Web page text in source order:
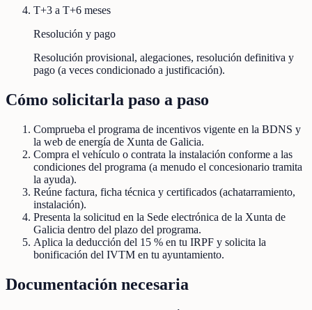
T+3 a T+6 meses
Resolución y pago
Resolución provisional, alegaciones, resolución definitiva y
pago (a veces condicionado a justificación).
Cómo solicitarla paso a paso
Comprueba el programa de incentivos vigente en la BDNS y
la web de energía de Xunta de Galicia.
Compra el vehículo o contrata la instalación conforme a las
condiciones del programa (a menudo el concesionario tramita
la ayuda).
Reúne factura, ficha técnica y certificados (achatarramiento,
instalación).
Presenta la solicitud en la Sede electrónica de la Xunta de
Galicia dentro del plazo del programa.
Aplica la deducción del 15 % en tu IRPF y solicita la
bonificación del IVTM en tu ayuntamiento.
Documentación necesaria